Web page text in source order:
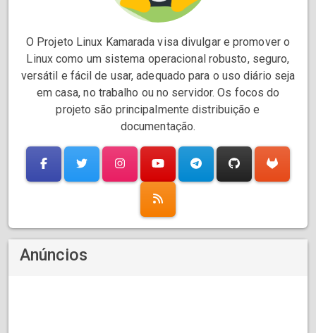
O Projeto Linux Kamarada visa divulgar e promover o
Linux como um sistema operacional robusto, seguro,
versátil e fácil de usar, adequado para o uso diário seja
em casa, no trabalho ou no servidor. Os focos do
projeto são principalmente distribuição e
documentação.
Anúncios